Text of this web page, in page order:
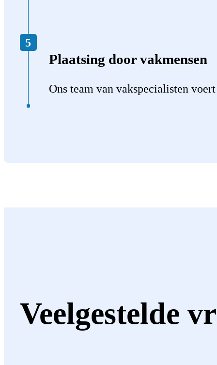
Plaatsing door vakmensen
Ons team van vakspecialisten
Veelgestelde